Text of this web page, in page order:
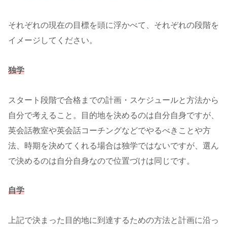
それぞれの現在の目標を頭に浮かべて、それぞれの段階を
イメージしてください。
独学
スタート段階で合格までの計画・スケジュールと方法から
自分で考えること。目的地を決めるのは自分自身ですが、
英会話教室や英会話コーチングなどでやるべきことや方
法、時期を決めてくれる場合は独学ではないですが、選ん
で決めるのは自分自身なので位置づけは同じです。
自学
上記で決まった目的地に到達するための方法と計画に沿っ